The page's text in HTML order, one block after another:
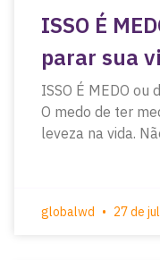
ISSO É
parar sua
ISSO É MEDO
O medo de ter
leveza na vida.
globalwd 27 de